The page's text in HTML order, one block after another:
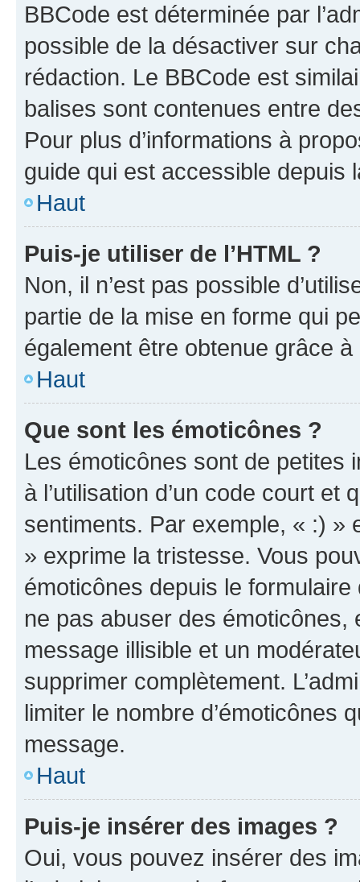
BBCode est déterminée par
possible de la désactiver sur
rédaction. Le BBCode est
balises sont contenues entre
Pour plus d’informations à
guide qui est accessible depuis
Haut
Puis-je utiliser de l’HTML ?
Non, il n’est pas possible
partie de la mise en forme qui
également être obtenue grâce à
Haut
Que sont les émoticônes ?
Les émoticônes sont de petites
à l’utilisation d’un code court et
sentiments. Par exemple, « :) »
» exprime la tristesse. Vous
émoticônes depuis le
ne pas abuser des
message illisible et un
supprimer complètement.
limiter le nombre d’émoticônes
message.
Haut
Puis-je insérer des images ?
Oui, vous pouvez insérer des